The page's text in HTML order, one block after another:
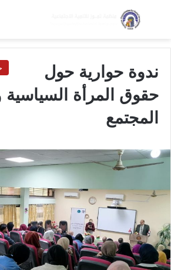
بحث عن
ندوة حوارية حول
حقوق المرأة السياسية
المجتمع